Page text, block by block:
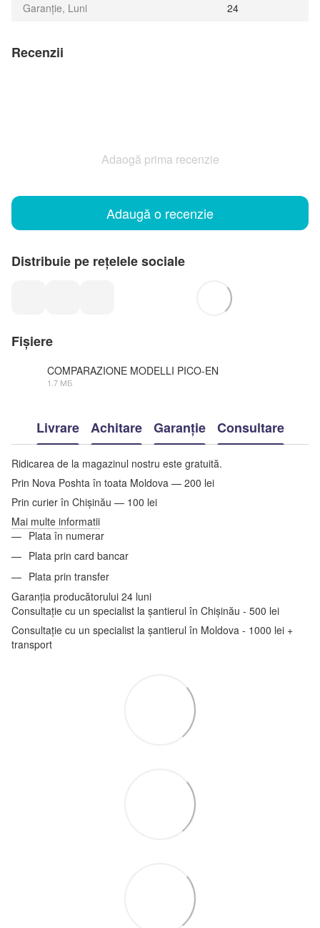
Garanție, Luni
24
Recenzii
Adaogă prima recenzie
Adaugă o recenzie
Distribuie pe rețelele sociale
Fișiere
COMPARAZIONE MODELLI PICO-EN
1.7 МБ
Livrare Achitare Garanție Consultare
Ridicarea de la magazinul nostru este gratuită.
Prin Nova Poshta în toata Moldova — 200 lei
Prin curier în Chișinău — 100 lei
Mai multe informatii
Plata în numerar
Plata prin card bancar
Plata prin transfer
Garanția producătorului 24 luni
Consultație cu un specialist la șantierul în Chișinău - 500 lei
Consultație cu un specialist la șantierul în Moldova - 1000 lei +
transport